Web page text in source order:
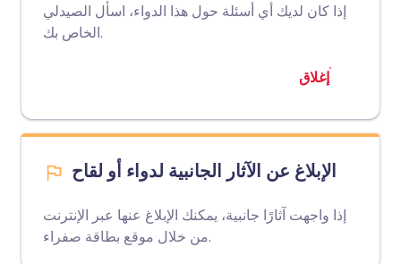
إذا كان لديك أي أسئلة حول هذا الدواء، اسأل الصيدلي
الخاص بك.
إغلاق
الإبلاغ عن الآثار الجانبية لدواء أو لقاح
إذا واجهت آثارًا جانبية، يمكنك الإبلاغ عنها عبر الإنترنت
من خلال موقع بطاقة صفراء .